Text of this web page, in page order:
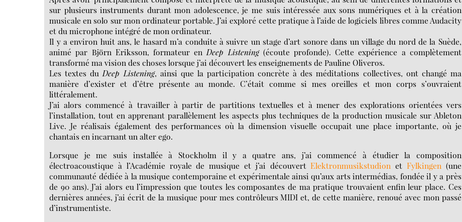
sur plusieurs instruments durant mon adolescence, je me suis intéressée aux sons numériques et à la création
musicale en solo sur mon ordinateur portable. J’ai exploré cette pratique à l’aide de logiciels libres comme Audacity
et du microphone intégré de mon ordinateur.
Il y a environ huit ans, le hasard m’a conduite à suivre un stage d’art sonore dans un village du nord de la Suède,
animé par Björn Eriksson, formateur enDeep Listening(écoute profonde). Cette expérience a complètement
transformé ma vision des choses lorsque j’ai découvert les enseignements de Pauline Oliveros.
Les textes duDeep Listening, ainsi que la participation concrète à des méditations collectives, ont changé ma
manière d’exister et d’être présente au monde. C’était comme si mes oreilles et mon corps s’ouvraient
littéralement.
J’ai alors commencé à travailler à partir de partitions textuelles et à mener des explorations orientées vers
l’installation, tout en apprenant parallèlement les aspects plus techniques de la production musicale sur Ableton
Live. Je réalisais également des performances où la dimension visuelle occupait une place importante, où je
chantais en incarnant un alter ego.
Lorsque je me suis installée à Stockholm il y a quatre ans, j’ai commencé à étudier la composition
électroacoustique à l’Académie royale de musique et j’ai découvertElektronmusikstudion etFylkingen (une
communauté dédiée à la musique contemporaine et expérimentale ainsi qu’aux arts intermédias, fondée il y a près
de 90 ans). J’ai alors eu l’impression que toutes les composantes de ma pratique trouvaient enfin leur place. Ces
dernières années, j’ai écrit de la musique pour mes contrôleurs MIDI et, de cette manière, renoué avec mon passé
d’instrumentiste.